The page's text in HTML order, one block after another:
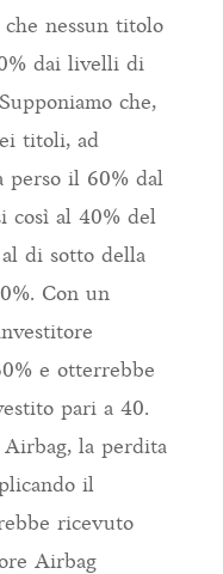
nessun titolo
dai livelli di
che,
titoli, ad
perso il 60% dal
così al 40% del
di sotto della
Con un
e otterrebbe
pari a 40.
Airbag, la perdita
il
ricevuto
Airbag